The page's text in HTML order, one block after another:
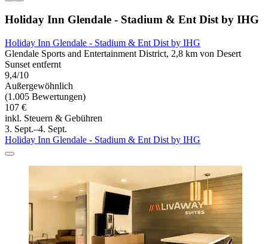
Holiday Inn Glendale - Stadium & Ent Dist by IHG
Holiday Inn Glendale - Stadium & Ent Dist by IHG
Glendale Sports and Entertainment District, 2,8 km von Desert
Sunset entfernt
9,4/10
Außergewöhnlich
(1.005 Bewertungen)
107 €
inkl. Steuern & Gebühren
3. Sept.–4. Sept.
Holiday Inn Glendale - Stadium & Ent Dist by IHG